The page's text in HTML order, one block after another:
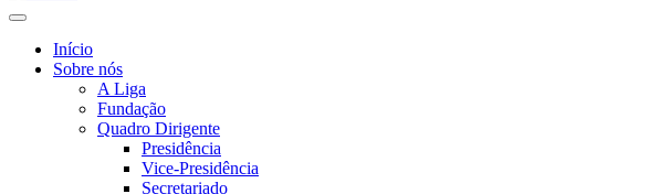
Início
Sobre nós
A Liga
Fundação
Quadro Dirigente
Presidência
Vice-Presidência
Secretariado